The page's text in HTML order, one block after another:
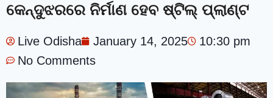
କେନ୍ଦୁଝରରେ ନିର୍ମାଣ ହେବ ଷ୍ଟିଲ୍‌ ପ୍ଲାଣ୍ଟ
Live Odisha January 14, 2025
10:30 pm
No Comments